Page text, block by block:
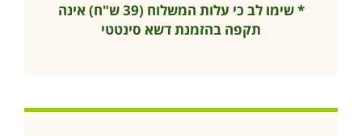
* שימו לב כי עלות המשלוח (39 ש"ח) אינה
תקפה בהזמנת דשא סינטטי